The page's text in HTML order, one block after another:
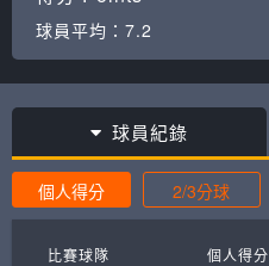
球員平均： 7.2
球員紀錄
個人得分 2/3分球
比賽球隊 個人得分